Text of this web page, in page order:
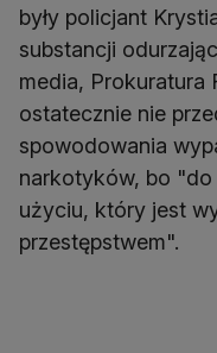
były policjant
substancji
media, Prokuratura
ostatecznie nie
spowodowania
narkotyków, bo "do
użyciu, który jest
przestępstwem".